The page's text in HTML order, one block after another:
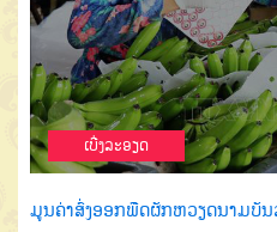
ເບີ່ງລະອຽດ
ມູນຄ່າສົ່ງອອກພືດຜັກຫວຽດນາມບັນ